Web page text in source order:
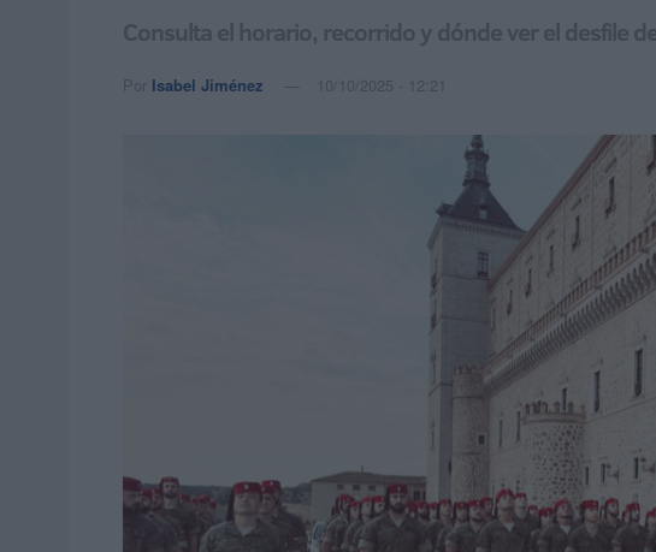
Consulta el horario, recorrido y dónde ver el desfile
Por Isabel Jiménez 10/10/2025 - 12:21